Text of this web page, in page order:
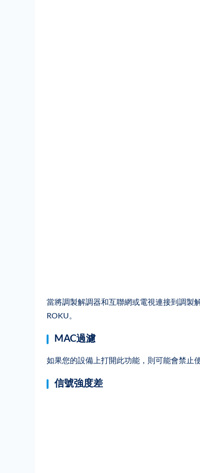
當將調製解調器和互聯網或電視連接到調製
ROKU。
MAC過濾
如果您的設備上打開此功能，則可能會禁止
信號強度差